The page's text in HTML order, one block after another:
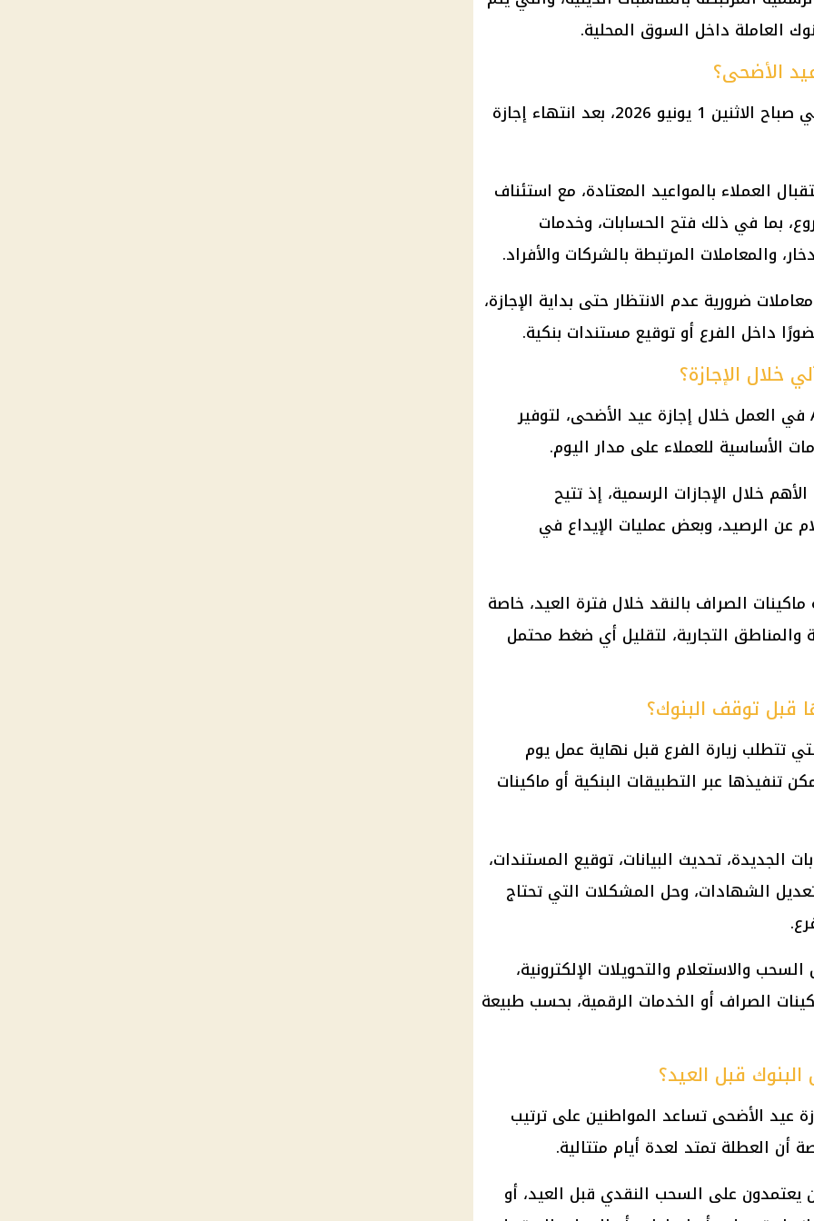
العاملة داخل السوق المحلية.
الأضحى؟
2026، بعد انتهاء
إجازة
العملاء بالمواعيد المعتادة، مع استئناف
بما في ذلك فتح الحسابات، وخدمات
والمعاملات المرتبطة بالشركات والأفراد.
ضرورية عدم الانتظار حتى بداية الإجازة،
داخل الفرع أو توقيع مستندات بنكية.
خلال الإجازة؟
إجازة عيد الأضحى، لتوفير
الأساسية للعملاء على مدار اليوم.
خلال الإجازات الرسمية، إذ تتيح
عن الرصيد، وبعض عمليات الإيداع في
الصراف بالنقد خلال فترة العيد، خاصة
التجارية، لتقليل أي ضغط محتمل
قبل توقف البنوك؟
تتطلب زيارة الفرع قبل نهاية عمل يوم
تنفيذها عبر التطبيقات البنكية أو ماكينات
تحديث البيانات، توقيع المستندات،
الشهادات، وحل المشكلات التي تحتاج
والاستعلام والتحويلات الإلكترونية،
الصراف أو الخدمات الرقمية، بحسب طبيعة
قبل العيد؟
عيد الأضحى تساعد المواطنين على ترتيب
أن العطلة تمتد لعدة أيام متتالية.
يعتمدون على السحب النقدي قبل العيد، أو